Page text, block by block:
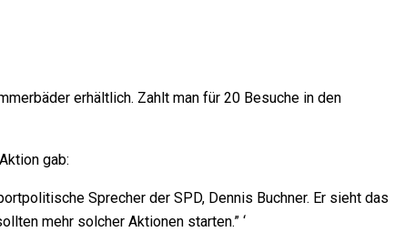
erhältlich. Zahlt man für 20 Besuche in den
gab:
Sprecher der SPD, Dennis Buchner. Er sieht das
mehr solcher Aktionen starten.” ‘